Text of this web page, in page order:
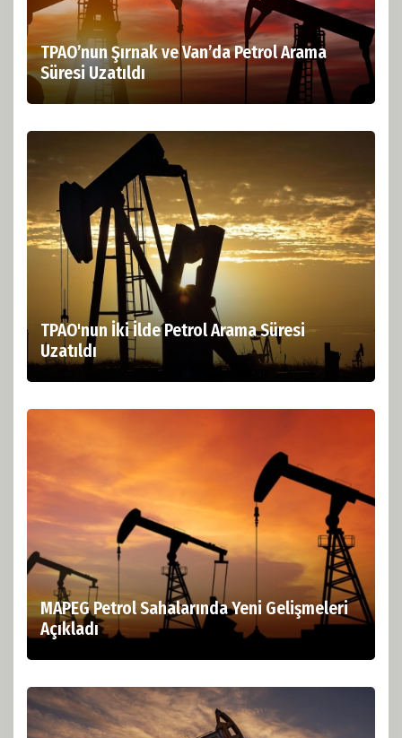
TPAO’nun Şırnak ve Van’da Petrol Arama
Süresi Uzatıldı
TPAO'nun İki İlde Petrol Arama Süresi
Uzatıldı
MAPEG Petrol Sahalarında Yeni Gelişmeleri
Açıkladı